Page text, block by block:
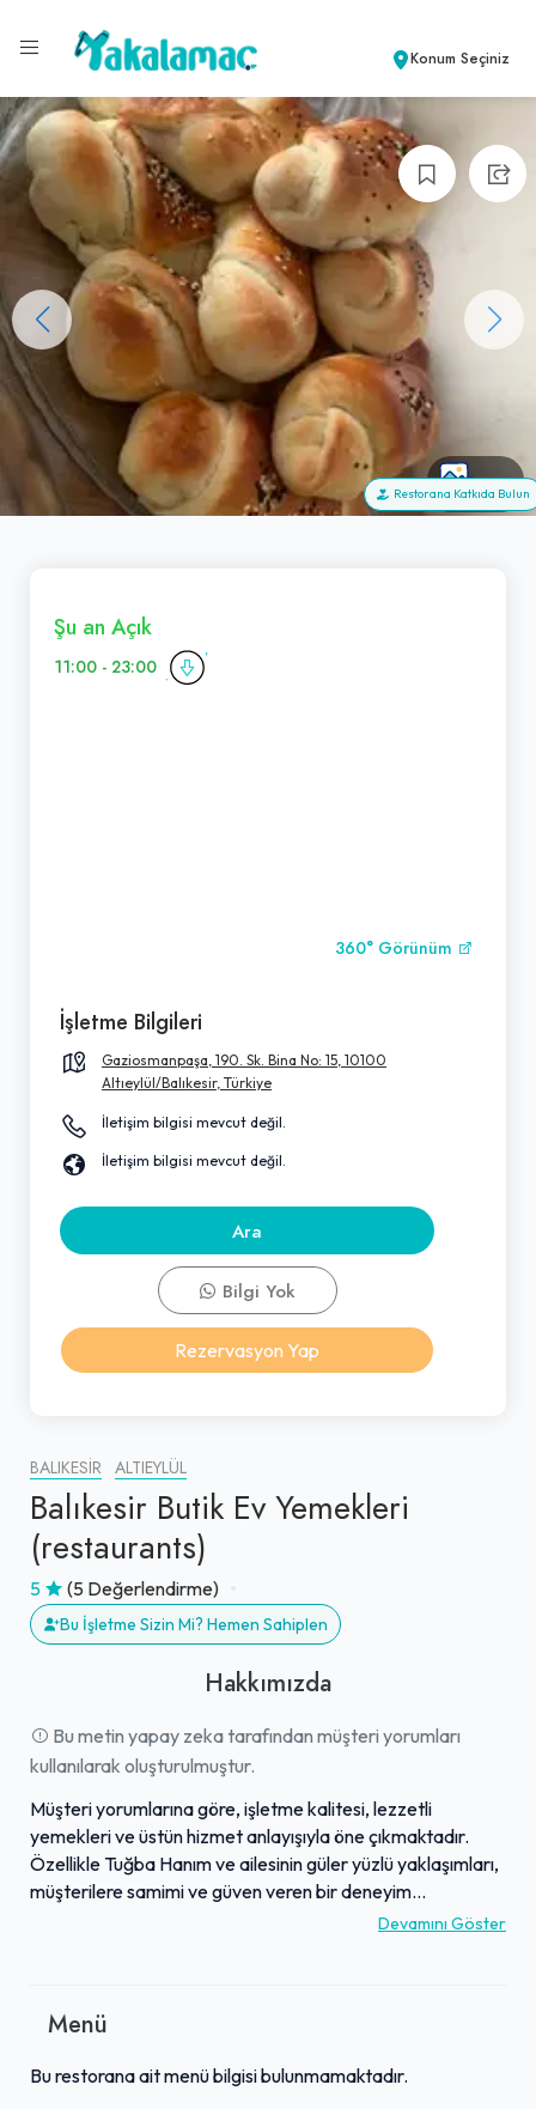
Konum Seçiniz
+25
Restorana Katkıda Bulun
BALIKESIR ALTIEYLÜL
Balıkesir Butik Ev Yemekleri
(restaurants)
5 (5 Değerlendirme)
Bu İşletme Sizin Mi? Hemen Sahiplen
Hakkımızda
Bu metin yapay zeka tarafından müşteri yorumları
kullanılarak oluşturulmuştur.
Müşteri yorumlarına göre, işletme kalitesi, lezzetli
yemekleri ve üstün hizmet anlayışıyla öne çıkmaktadır.
Özellikle Tuğba Hanım ve ailesinin güler yüzlü yaklaşımları,
müşterilere samimi ve güven veren bir deneyim
sunmaktadır. Mekanın hijyenik ve temiz ortamı,
haline getirmektedir. Genel olarak, işini layıkıyla yapan,
müessese olarak tanınmaktadır.
Devamını Göster
Menü
Bu restorana ait menü bilgisi bulunmamaktadır.
Şu an Açık
11:00 - 23:00
360° Görünüm
İşletme Bilgileri
Gaziosmanpaşa, 190. Sk. Bina No: 15, 10100
Altıeylül/Balıkesir, Türkiye
İletişim bilgisi mevcut değil.
İletişim bilgisi mevcut değil.
Ara
Bilgi Yok
Rezervasyon Yap